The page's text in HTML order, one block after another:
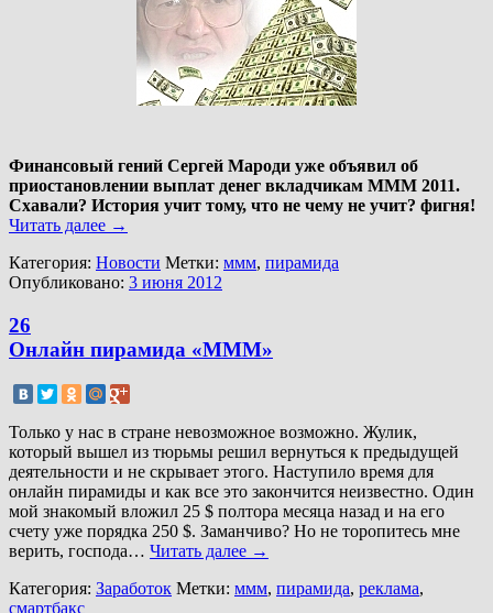
Финансовый гений Сергей Мароди уже объявил об
приостановлении выплат денег вкладчикам МММ 2011.
Схавали? История учит тому, что не чему не учит? фигня!
Читать далее →
Категория: Новости Метки: ммм, пирамида
Опубликовано: 3 июня 2012
26
Онлайн пирамида «МММ»
Только у нас в стране невозможное возможно. Жулик,
который вышел из тюрьмы решил вернуться к предыдущей
деятельности и не скрывает этого. Наступило время для
онлайн пирамиды и как все это закончится неизвестно. Один
мой знакомый вложил 25 $ полтора месяца назад и на его
счету уже порядка 250 $. Заманчиво? Но не торопитесь мне
верить, господа… Читать далее →
Категория: Заработок Метки: ммм, пирамида, реклама,
смартбакс